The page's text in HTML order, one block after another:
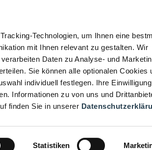
Technologien, um Ihnen eine
mit Ihnen relevant zu gestalten. Wir
Daten zu Analyse- und
Sie können alle optionalen Cookies
individuell festlegen. Ihre
Informationen zu von uns und
finden Sie in unserer
Statistiken